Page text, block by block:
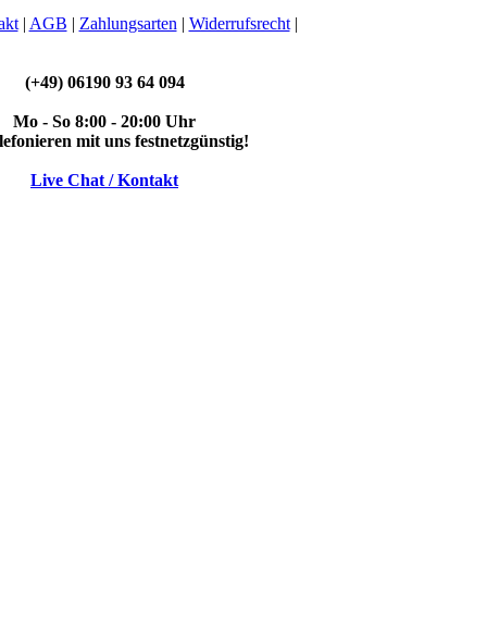
| AGB | Zahlungsarten | Widerrufsrecht|
(+49) 06190 93 64 094
Mo - So 8:00 - 20:00 Uhr
mit uns festnetzgünstig!
Live Chat / Kontakt